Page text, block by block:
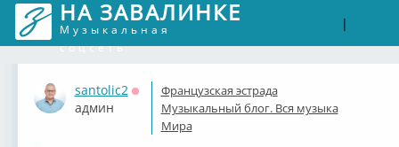
НА ЗАВАЛИНКЕ
Музыкальная
соцсеть
|
santolic2
Оффлайн
админ
Французская эстрада
Музыкальный блог. Вся музыка
Мира